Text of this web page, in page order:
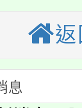
動
115學
土語及新
本校115
課)教師
校115
課)教師
國文化
返